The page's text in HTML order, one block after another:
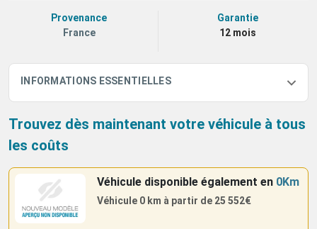
Provenance
France
Garantie
12 mois
INFORMATIONS ESSENTIELLES
Trouvez dès maintenant votre véhicule à tous
les coûts
Véhicule disponible également en 0Km
Véhicule 0 km à partir de 25 552€